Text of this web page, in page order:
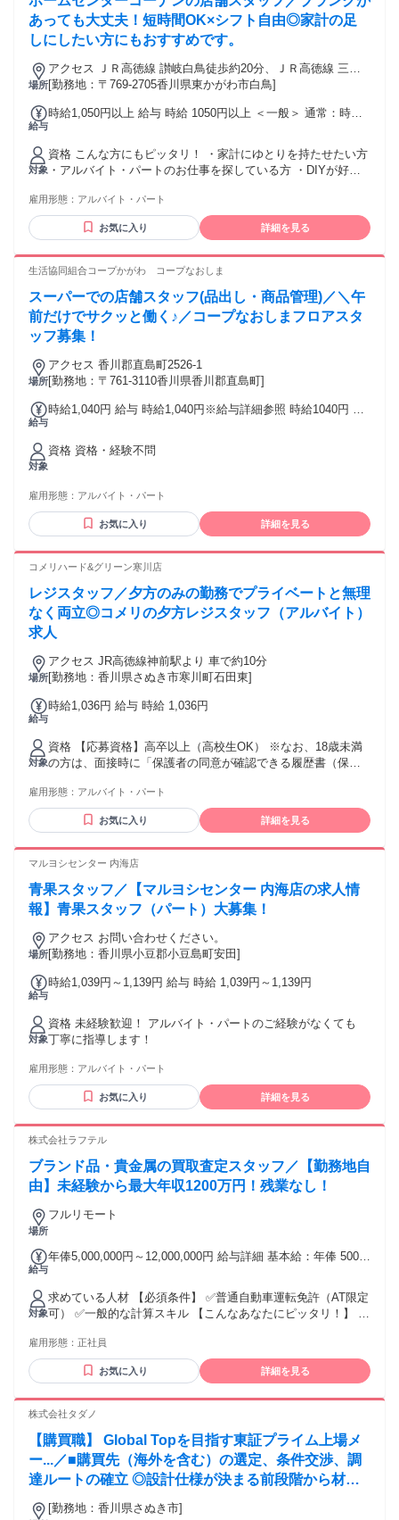
あっても大丈夫！短時間OK×シフト自由◎家計の足
しにしたい方にもおすすめです。
場所
アクセス ＪＲ高徳線 讃岐白鳥徒歩約20分、ＪＲ高徳線 三本
松（香川県）徒歩約25分、ＪＲ高徳線 丹生徒歩約61分 長尾線
[勤務地：〒769-2705香川県東かがわ市白鳥]
給与
時給1,050円以上 給与 時給 1050円以上 ＜一般＞ 通常：時給
～9時：時給1,100円～ ＜大学生＞ 通常：時給1,080円～ 16時
以降：時給1,130円～ 日祝：時給1,130円～ 7～9時：時給
1,100円～ ＜高校生＞ 通常：時給1,050円～ 16時以降：時給
1,100円～ 日祝：時給1,100円～ 7～9時：時給1,070円～ 交通
対象
資格 こんな方にもピッタリ！ ・家計にゆとりを持たせたい方
・アルバイト・パートのお仕事を探している方 ・DIYが好
ル経験がある方 ・ハローワークでお仕事を探している方 ・接
客や販売に興味がある方 ・ゆくゆくは正社員として働きたい
と考えている方 ・軽作業やピッキング、仕分け作業をされて
歓迎・経験者歓迎・長期できる方・週2日以上できる方
雇用形態： アルバイト・パート
お気に入り 詳細を見る
生活協同組合コープかがわ コープなおしま
スーパーでの店舗スタッフ(品出し・商品管理)／＼午
前だけでサクッと働く♪／コープなおしまフロアスタ
ッフ募集！
場所
アクセス 香川郡直島町2526-1
[勤務地：〒761-3110香川県香川郡直島町]
給与
時給1,040円 給与 時給1,040円※給与詳細参照 時給1040円 ★
日17時以降：時給1140円 ・日祝の昼間：時給1140円 ・日祝
の17時以降：時給1240円 各種手当例 【職種手当】【ポスト手
対象
資格 資格・経験不問
雇用形態： アルバイト・パート
お気に入り 詳細を見る
コメリハード&グリーン寒川店
レジスタッフ／夕方のみの勤務でプライベートと無理
なく両立◎コメリの夕方レジスタッフ（アルバイト）
求人
場所
アクセス JR高徳線神前駅より 車で約10分
[勤務地：香川県さぬき市寒川町石田東]
給与
時給1,036円 給与 時給 1,036円
対象
資格 【応募資格】高卒以上（高校生OK） ※なお、18歳未満
の方は、面接時に「保護者の同意が確認できる履歴書（保護
載）」の提出をお願いします。 ≪こんな方にはオススメです
♪≫ ●長期で楽しく働きたい方！ ●ガーデニングや家庭菜園に
興味がある方！ ●DIYや日曜大工が得意な方！
雇用形態： アルバイト・パート
お気に入り 詳細を見る
マルヨシセンター 内海店
青果スタッフ／【マルヨシセンター 内海店の求人情
報】青果スタッフ（パート）大募集！
場所
アクセス お問い合わせください。
[勤務地：香川県小豆郡小豆島町安田]
給与
時給1,039円～1,139円 給与 時給 1,039円～1,139円
対象
資格 未経験歓迎！ アルバイト・パートのご経験がなくても
丁寧に指導します！
雇用形態： アルバイト・パート
お気に入り 詳細を見る
株式会社ラフテル
ブランド品・貴金属の買取査定スタッフ／【勤務地自
由】未経験から最大年収1200万円！残業なし！
場所
フルリモート
給与
年俸5,000,000円～12,000,000円 給与詳細 基本給：年俸 500万
支払われる通勤・皆勤・家族手当金額：なし 全員に一律で支
払われるその他手当金額：なし 弊社では3か月ごとに実績上位
20名を対象に、プチボーナスとして歩合歓迎制度を導入して
おります。 ✅月給30万円～50万円＋歩合 ✅歩合による3か月
ィブ】 ・個人達成 ・チーム達成 ・全体達成
対象
求めている人材 【必須条件】 ✅普通自動車運転免許（AT限定
可） ✅一般的な計算スキル 【こんなあなたにピッタリ！】 ✅
とにかく稼ぎたい方 ✅正社員デビューを目指している方 ✅目
配り・気配りのできる方 【歓迎条件】 ✅学歴・経験不問（業
界未経験OK） ✅ブランクOK ✅フリーター歓迎 ✅職歴不問 ✅
募歓迎（WEB面接可） 年齢の条件と理由：あり（例外事由3
雇用形態： 正社員
お気に入り 詳細を見る
株式会社タダノ
【購買職】 Global Topを目指す東証プライム上場メ
ー...／■購買先（海外を含む）の選定、条件交渉、調
達ルートの確立 ◎設計仕様が決まる前段階から材料
や新技術、関連企業の新加工方法などの情報を開発部
[勤務地：香川県さぬき市]